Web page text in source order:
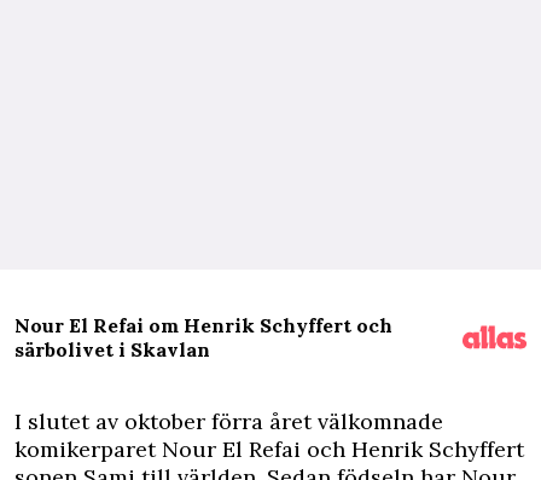
Nour El Refai om Henrik Schyffert och
särbolivet i Skavlan
I slutet av oktober förra året välkomnade
komikerparet Nour El Refai och Henrik Schyffert